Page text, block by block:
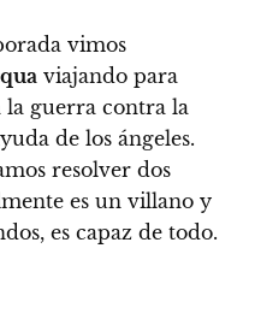
vimos
viajando para
la guerra contra la
de los ángeles.
resolver dos
es un villano y
es capaz de todo.